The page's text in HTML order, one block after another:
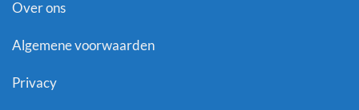
Over ons
Algemene voorwaarden
Privacy